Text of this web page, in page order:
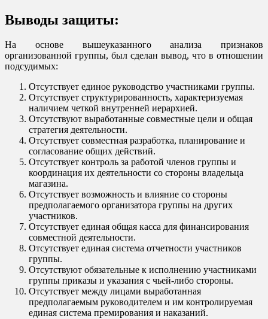
Выводы защиты:
На основе вышеуказанного анализа признаков
организованной группы, был сделан вывод, что в отношении
подсудимых:
Отсутствует единое руководство участниками группы.
Отсутствует структурированность, характеризуемая
наличием четкой внутренней иерархией.
Отсутствуют выработанные совместные цели и общая
стратегия деятельности.
Отсутствует совместная разработка, планирование и
согласование общих действий.
Отсутствует контроль за работой членов группы и
координация их деятельности со стороны владельца
магазина.
Отсутствует возможность и влияние со стороны
предполагаемого организатора группы на других
участников.
Отсутствует единая общая касса для финансирования
совместной деятельности.
Отсутствует единая система отчетности участников
группы.
Отсутствуют обязательные к исполнению участниками
группы приказы и указания с чьей-либо стороны.
Отсутствует между лицами выработанная
предполагаемым руководителем и им контролируемая
единая система премирования и наказаний.